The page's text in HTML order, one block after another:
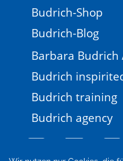
Budrich-Shop
Budrich-Blog
Barbara Budrich
Budrich
Budrich training
Budrich agency